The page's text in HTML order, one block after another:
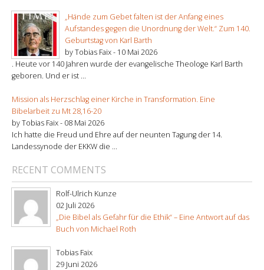
„Hände zum Gebet falten ist der Anfang eines
Aufstandes gegen die Unordnung der Welt.“ Zum 140.
Geburtstag von Karl Barth
by Tobias Faix - 10 Mai 2026
. Heute vor 140 Jahren wurde der evangelische Theologe Karl Barth
geboren. Und er ist ...
Mission als Herzschlag einer Kirche in Transformation. Eine
Bibelarbeit zu Mt 28,16-20
by Tobias Faix - 08 Mai 2026
Ich hatte die Freud und Ehre auf der neunten Tagung der 14.
Landessynode der EKKW die ...
RECENT COMMENTS
Rolf-Ulrich Kunze
02 Juli 2026
„Die Bibel als Gefahr für die Ethik“ – Eine Antwort auf das
Buch von Michael Roth
Tobias Faix
29 Juni 2026